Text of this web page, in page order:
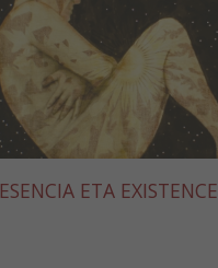
ESENCIA ETA EXISTENCE